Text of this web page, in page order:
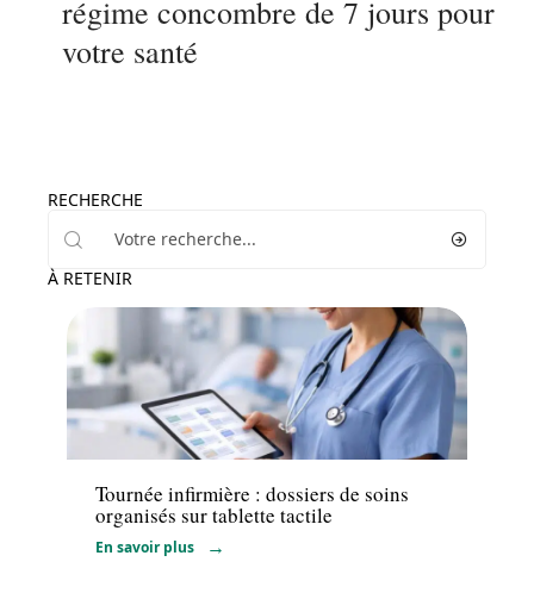
régime concombre de 7 jours pour
votre santé
RECHERCHE
À RETENIR
Professionnels
Tournée infirmière : dossiers de soins
organisés sur tablette tactile
En savoir plus